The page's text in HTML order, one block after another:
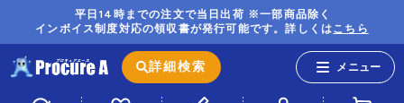
平日14時までの注文で当日出荷 ※一部商品除く
インボイス制度対応の領収書が発行可能です。詳しくはこちら
詳細検索